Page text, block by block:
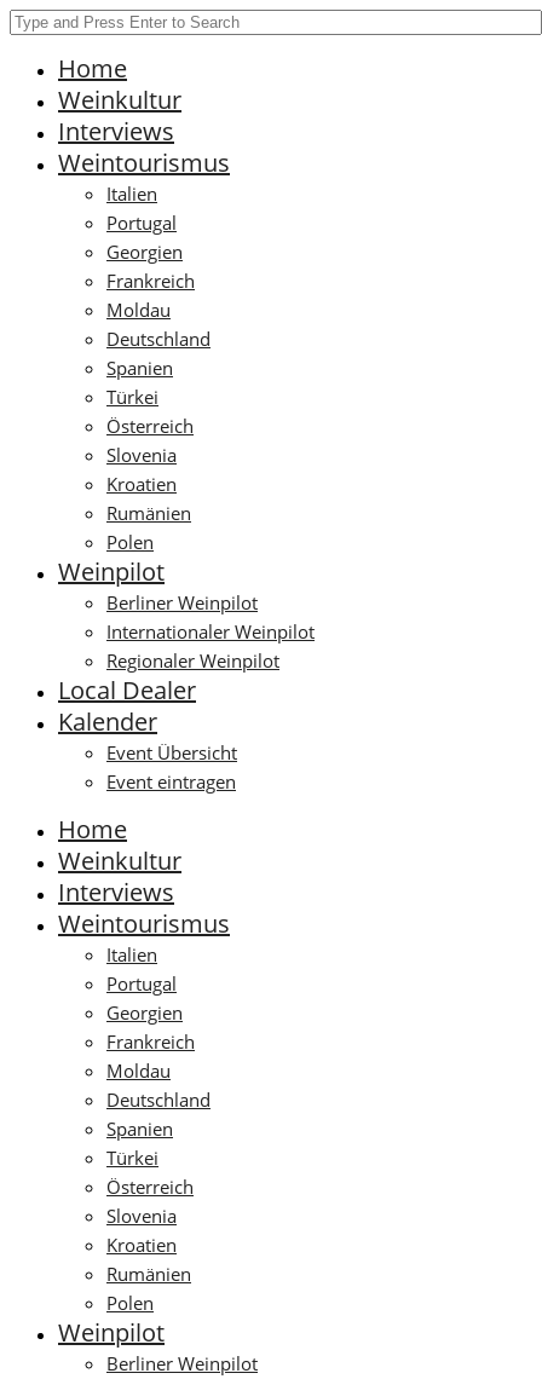
Home
Weinkultur
Interviews
Weintourismus
Italien
Portugal
Georgien
Frankreich
Moldau
Deutschland
Spanien
Türkei
Österreich
Slovenia
Kroatien
Rumänien
Polen
Weinpilot
Berliner Weinpilot
Internationaler Weinpilot
Regionaler Weinpilot
Local Dealer
Kalender
Event Übersicht
Event eintragen
Home
Weinkultur
Interviews
Weintourismus
Italien
Portugal
Georgien
Frankreich
Moldau
Deutschland
Spanien
Türkei
Österreich
Slovenia
Kroatien
Rumänien
Polen
Weinpilot
Berliner Weinpilot